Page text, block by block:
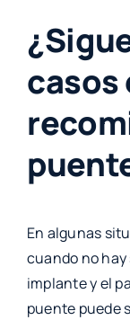
casos
En algunas
cuando no
implante y el
puente puede